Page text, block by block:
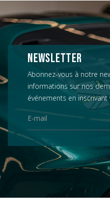
NEWSLETTER
Abonnez-vous à notre
informations sur nos
événements en